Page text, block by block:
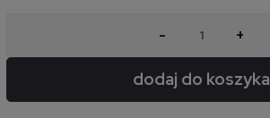
- +
dodaj do koszyka